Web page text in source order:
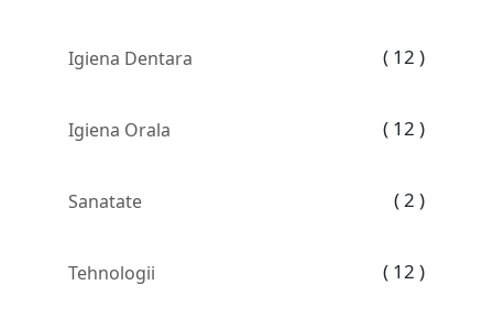
Igiena Dentara ( 12 )
Igiena Orala ( 12 )
Sanatate ( 2 )
Tehnologii ( 12 )